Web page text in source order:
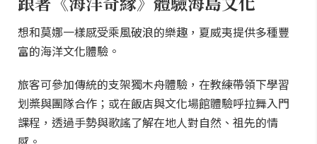
想和莫娜一樣感受乘風破浪的樂趣，夏威夷提供多種豐
富的海洋文化體驗。
旅客可參加傳統的支架獨木舟體驗，在教練帶領下學習
划槳與團隊合作；或在飯店與文化場館體驗呼拉舞入門
課程，透過手勢與歌謠了解在地人對自然、祖先的情